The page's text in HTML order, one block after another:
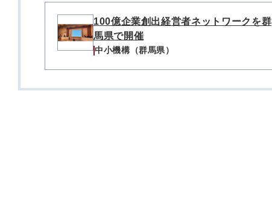
100億企業創出経営者ネットワークを群
馬県で開催
中小機構（群馬県）